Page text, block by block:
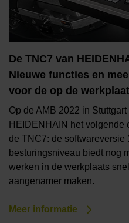
De TNC7 van
Nieuwe functies en
voor de op de
Op de AMB 2022 in
HEIDENHAIN het volgende
de TNC7: de softwareversie
besturingsniveau biedt nog
werken in de werkplaats
aangenamer maken.
Meer informatie